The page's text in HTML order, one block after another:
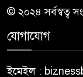
© ২০২৪ সর্বস্বত্ব
যোগাযোগ
ইমেইল :